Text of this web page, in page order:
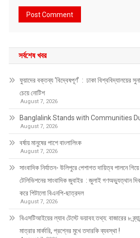
সর্বশেষ খবর
ফুয়াদের বক্তব্য ‘বিদ্বেষপূর্ণ’ : ঢাকা বিশ্ববিদ্যালয়ের
চেয়ে নোটিশ
August 7, 2026
Banglalink Stands with Communities
August 7, 2026
বর্ষায় মানুষের পাশে বাংলালিংক
August 7, 2026
সাংবাদিক নির্যাতন- উলিপুরে পেশাগত দায়িত্ব পালনে গিয়ে
টেলিভিশনের সাংবাদিক জুবাইর : জুলাই গণঅভ্যুত্থান
করে পিটালো বিএনপি-ছাত্রদল
August 7, 2026
বিএসটিআইয়ের ল্যাব টেস্টে ভয়াবহ তথ্য: বাজারের ৮
মাত্রার মার্কারি, প্রশ্নের মুখে তদারকি ব্যবস্থা !